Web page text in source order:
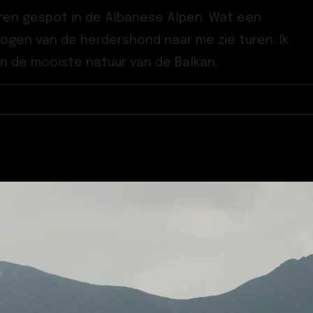
gespot in de Albanese Alpen. Wat een
van de herdershond naar me zie turen. Ik
de mooiste natuur van de Balkan.